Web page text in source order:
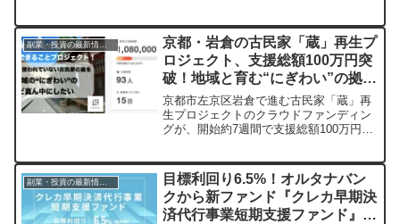
10日13時よりYouTube LIVEで無料配信
します。事前申し込みは不要で、どなた
でも気軽に視聴できます。
副業・投資の最新情報まとめ
京都・岩倉の古民家「蔵」再生プ
ロジェクト、支援総額100万円突
破！地域と育む“にぎわい”の拠点
へ
京都市左京区岩倉で進む古民家「蔵」再
生プロジェクトのクラウドファンディン
グが、開始約7週間で支援総額100万円を
ささんちマルシェ」との連携を通じて、
地域に新たな“にぎわい”とつながりを生
み出しています。
目標利回り6.5%！オルタナバン
クから新ファンド『クレカ早期決
済代行事業短期支援ファンド』が